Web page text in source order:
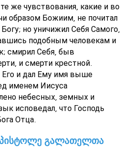
же чувствования, какие и во
образом Божиим, не почитал
но уничижил Себя Самого,
подобным человекам и
смирил Себя, быв
и смерти крестной.
и дал Ему имя выше
именем Иисуса
небесных, земных и
исповедал, что Господь
Отца.
გალათელთა